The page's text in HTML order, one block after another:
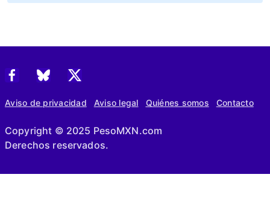
Aviso de privacidad Aviso legal Quiénes somos Contacto
Copyright © 2025 PesoMXN.com
Derechos reservados.